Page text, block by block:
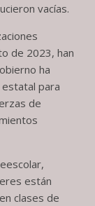
vacías.
de 2023, han
ha
estatal para
de
están
clases de